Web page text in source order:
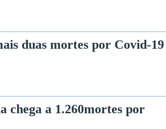
duas mortes por Covid-19
chega a 1.260mortes por